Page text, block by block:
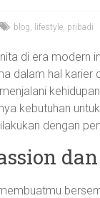
blog, lifestyle, pribadi
di era modern
dalam hal karier
kebutuhan
dengan